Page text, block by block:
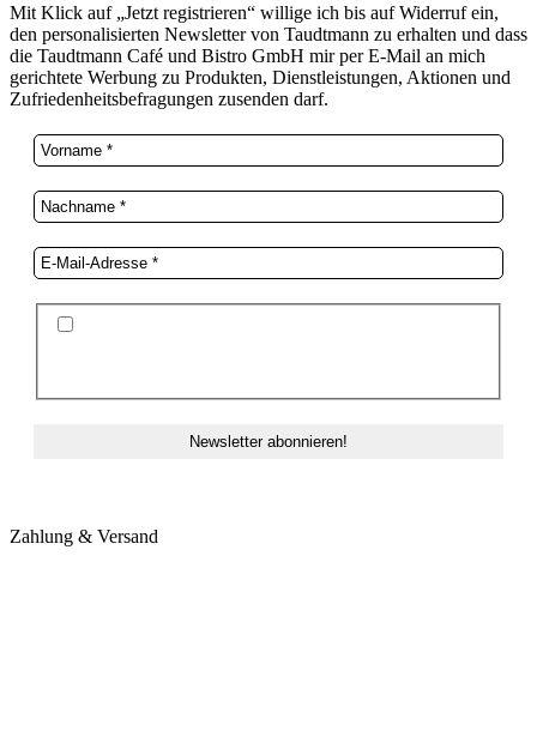
Mit Klick auf „Jetzt registrieren“ willige ich bis auf Widerruf ein,
den personalisierten Newsletter von Taudtmann zu erhalten und dass
die Taudtmann Café und Bistro GmbH mir per E-Mail an mich
gerichtete Werbung zu Produkten, Dienstleistungen, Aktionen und
Zufriedenheitsbefragungen zusenden darf.
Zahlung & Versand